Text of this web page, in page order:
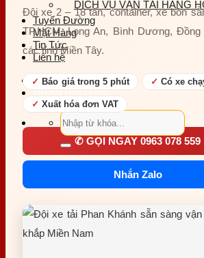
DỊCH VỤ VẬN TẢI HÀNG
Tuyến Đường
Mặt Hàng
Tin Tức
Liên hệ
Hồ Sơ Năng Lực
NHẬN BÁO GIÁ
Tìm
kiếm:
Đội xe 2 – 18 tấn, container, xe bồn
TP.HCM, Long An, Bình Dương,
các tỉnh Miền Tây.
✓ Báo giá trong 5 phút ✓ Có xe
✓ Xuất hóa đơn VAT
✆ GỌI NGAY 0963 078 559
Nhắn Zalo